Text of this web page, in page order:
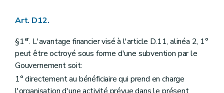
Art. D12.
§1er. L'avantage financier visé à l'article D.11, alinéa 2, 1°
peut être octroyé sous forme d'une subvention par le
Gouvernement soit:
1° directement au bénéficiaire qui prend en charge